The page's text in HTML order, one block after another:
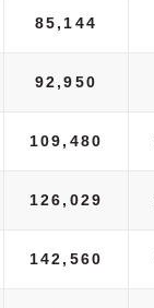
85,144
92,950
109,480
126,029
142,560